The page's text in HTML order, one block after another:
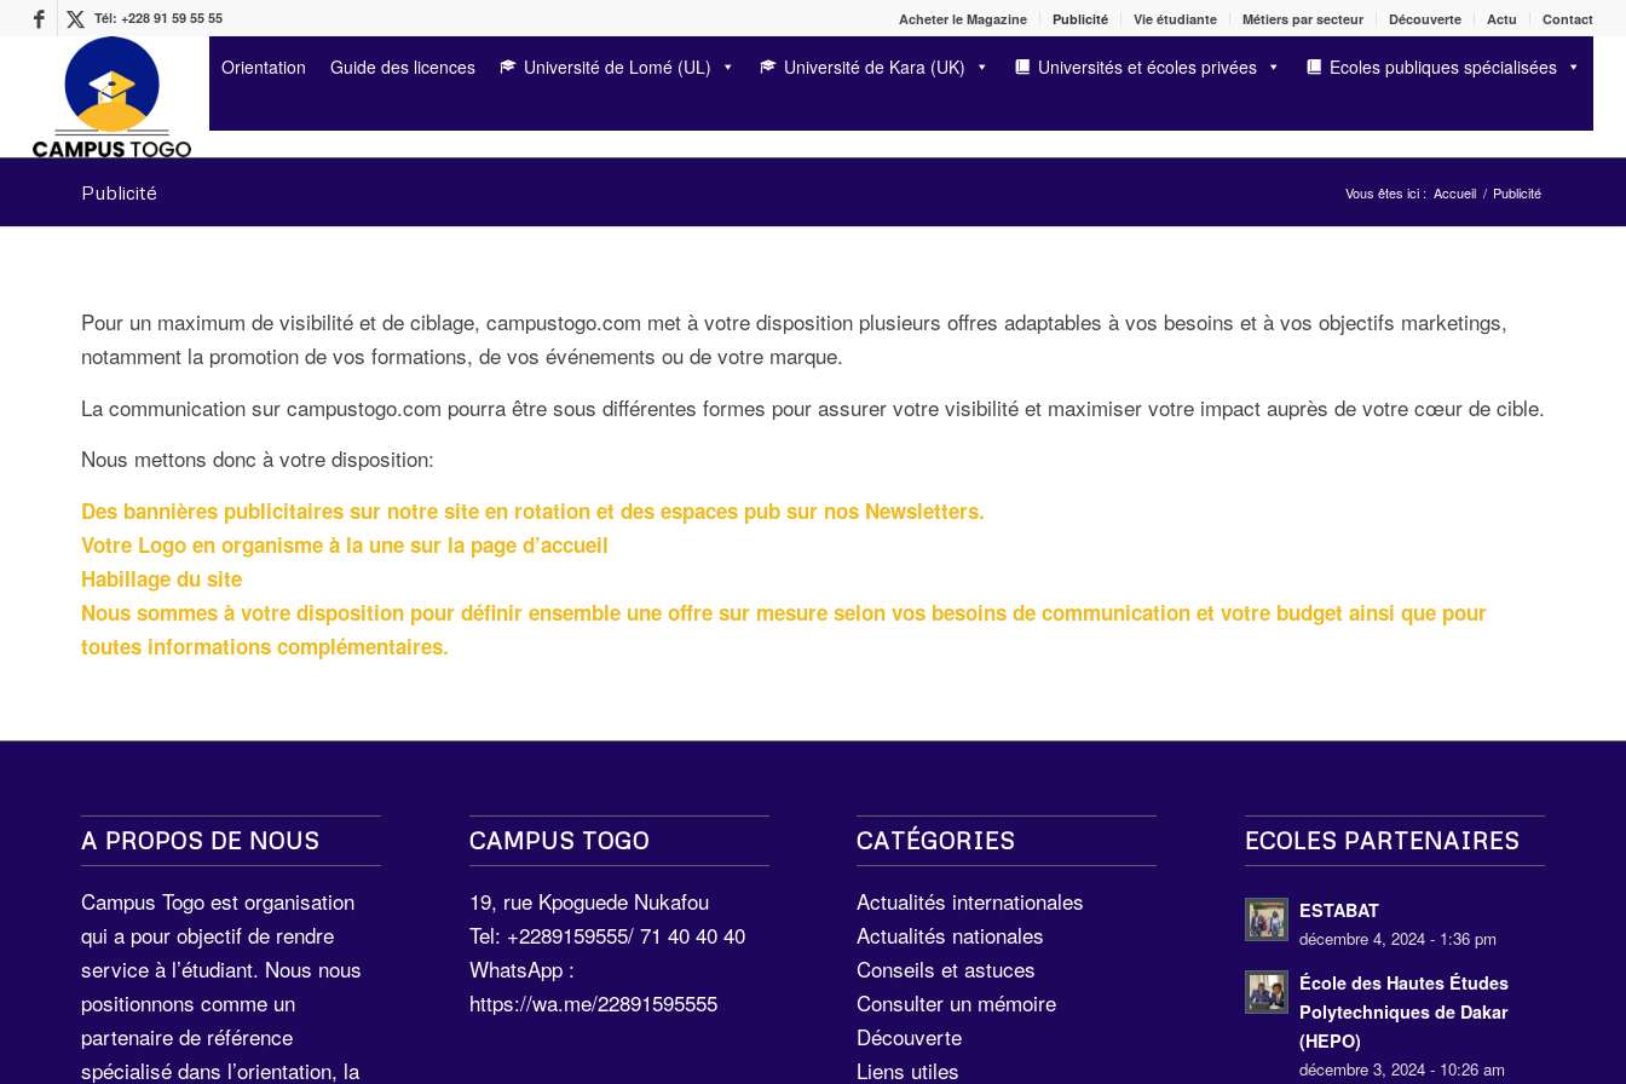
Acheter le Magazine Publicité Vie étudiante Métiers par secteur Découverte Actu Contact
Tél: +228 91 59 55 55
Orientation Guide des licences Université de Lomé (UL) Université de Kara (UK) Universités et écoles privées Ecoles publiques spécialisées
Publicité Vous êtes ici : Accueil / Publicité
Pour un maximum de visibilité et de ciblage, campustogo.com met à votre disposition plusieurs offres adaptables à vos besoins et à vos objectifs marketings,
notamment la promotion de vos formations, de vos événements ou de votre marque.
La communication sur campustogo.com pourra être sous différentes formes pour assurer votre visibilité et maximiser votre impact auprès de votre cœur de cible.
Nous mettons donc à votre disposition:
Des bannières publicitaires sur notre site en rotation et des espaces pub sur nos Newsletters.
Votre Logo en organisme à la une sur la page d’accueil
Habillage du site
Nous sommes à votre disposition pour définir ensemble une offre sur mesure selon vos besoins de communication et votre budget ainsi que pour
toutes informations complémentaires.
A PROPOS DE NOUS
Campus Togo est organisation
qui a pour objectif de rendre
service à l’étudiant. Nous nous
positionnons comme un
partenaire de référence
spécialisé dans l’orientation, la
CAMPUS TOGO
19, rue Kpoguede Nukafou
Tel: +2289159555/ 71 40 40 40
WhatsApp :
https://wa.me/22891595555
CATÉGORIES
Actualités internationales
Actualités nationales
Conseils et astuces
Consulter un mémoire
Découverte
Liens utiles
ECOLES PARTENAIRES
ESTABAT
décembre 4, 2024 - 1:36 pm
École des Hautes Études
Polytechniques de Dakar
(HEPO)
décembre 3, 2024 - 10:26 am